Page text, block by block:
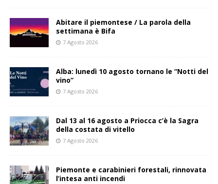
Abitare il piemontese / La parola della
settimana è Bifa
7 Agosto 2026
Alba: lunedì 10 agosto tornano le “Notti del
vino”
7 Agosto 2026
Dal 13 al 16 agosto a Priocca c’è la Sagra
della costata di vitello
7 Agosto 2026
Piemonte e carabinieri forestali, rinnovata
l’intesa anti incendi